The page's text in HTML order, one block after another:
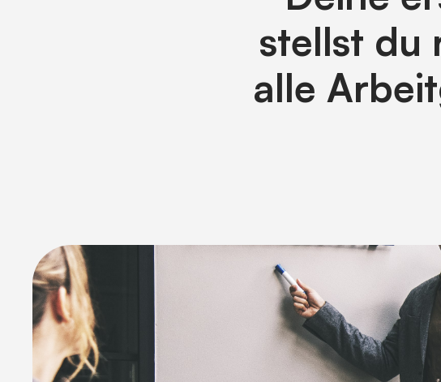
stellst du
alle